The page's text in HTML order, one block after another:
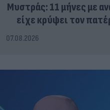
Μυστράς: 11 μήνες με
είχε κρύψει τον
07.08.2026